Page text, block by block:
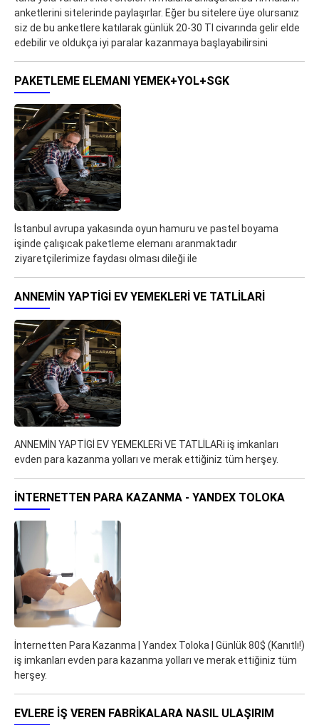
anketlerini sitelerinde paylaşırlar. Eğer bu sitelere üye olursanız
siz de bu anketlere katılarak günlük 20-30 Tl civarında gelir elde
edebilir ve oldukça iyi paralar kazanmaya başlayabilirsini
PAKETLEME ELEMANI YEMEK+YOL+SGK
İstanbul avrupa yakasında oyun hamuru ve pastel boyama
işinde çalışıcak paketleme elemanı aranmaktadır
ziyaretçilerimize faydası olması dileği ile
ANNEMİN YAPTİGİ EV YEMEKLERI VE TATLİLARI
ANNEMİN YAPTİGİ EV YEMEKLERi VE TATLİLARi iş imkanları
evden para kazanma yolları ve merak ettiğiniz tüm herşey.
İNTERNETTEN PARA KAZANMA - YANDEX TOLOKA
İnternetten Para Kazanma | Yandex Toloka | Günlük 80$ (Kanıtlı!)
iş imkanları evden para kazanma yolları ve merak ettiğiniz tüm
herşey.
EVLERE İŞ VEREN FABRIKALARA NASIL ULAŞIRIM